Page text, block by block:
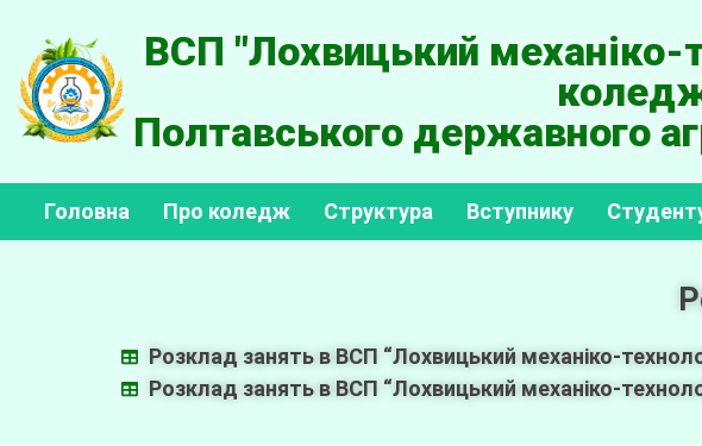
ВСП "Лохвицький механіко-
Полтавського державного
Головна Про коледж Структура Вступнику
Розклад занять в ВСП “Лохвицький механіко-
Розклад занять в ВСП “Лохвицький механіко-